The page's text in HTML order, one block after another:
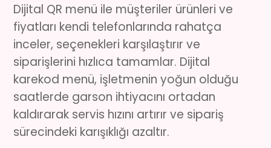
Dijital QR menü ile müşteriler ürünleri ve
fiyatları kendi telefonlarında rahatça
inceler, seçenekleri karşılaştırır ve
siparişlerini hızlıca tamamlar. Dijital
karekod menü, işletmenin yoğun olduğu
saatlerde garson ihtiyacını ortadan
kaldırarak servis hızını artırır ve sipariş
sürecindeki karışıklığı azaltır.